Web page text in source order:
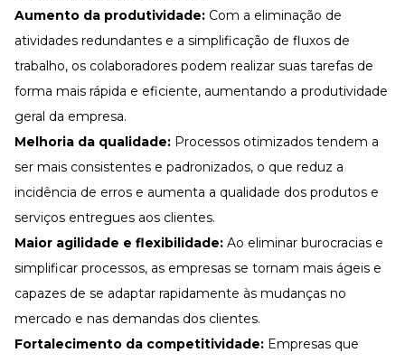
Aumento da produtividade: Com a eliminação de
atividades redundantes e a simplificação de fluxos de
trabalho, os colaboradores podem realizar suas tarefas de
forma mais rápida e eficiente, aumentando a produtividade
geral da empresa.
Melhoria da qualidade: Processos otimizados tendem a
ser mais consistentes e padronizados, o que reduz a
incidência de erros e aumenta a qualidade dos produtos e
serviços entregues aos clientes.
Maior agilidade e flexibilidade: Ao eliminar burocracias e
simplificar processos, as empresas se tornam mais ágeis e
capazes de se adaptar rapidamente às mudanças no
mercado e nas demandas dos clientes.
Fortalecimento da competitividade: Empresas que